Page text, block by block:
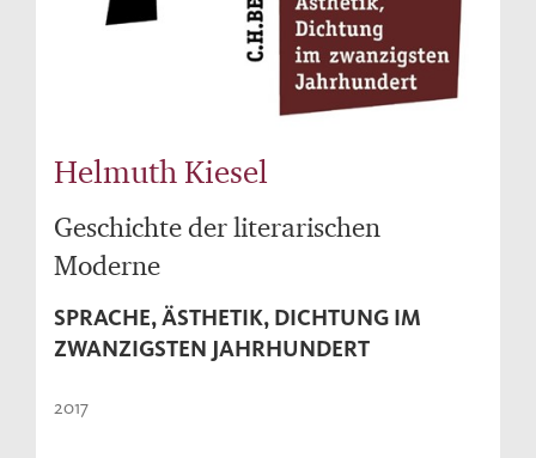
Helmuth Kiesel
Geschichte der literarischen
Moderne
SPRACHE, ÄSTHETIK, DICHTUNG IM
ZWANZIGSTEN JAHRHUNDERT
2017